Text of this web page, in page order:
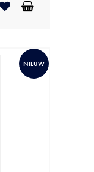
NIEUW